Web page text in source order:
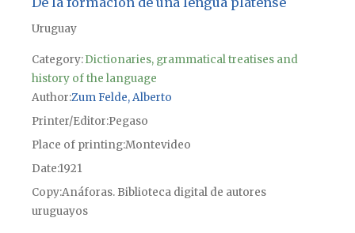
Uruguay
Category:Dictionaries, grammatical treatises and
history of the language
Author Zum Felde, Alberto
Printer/Editor Pegaso
Place of printingMontevideo
Date1921
CopyAnáforas. Biblioteca digital de autores
uruguayos